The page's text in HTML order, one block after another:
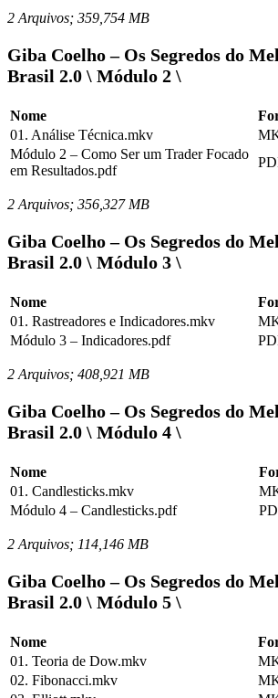
2 Arquivos; 359,754 MB
Giba Coelho – Os Segredos do
Brasil 2.0 \ Módulo 2 \
Nome
01. Análise Técnica.mkv
Módulo 2 – Como Ser um Trader Focado
em Resultados.pdf
2 Arquivos; 356,327 MB
Giba Coelho – Os Segredos do
Brasil 2.0 \ Módulo 3 \
Nome
01. Rastreadores e Indicadores.mkv
Módulo 3 – Indicadores.pdf
2 Arquivos; 408,921 MB
Giba Coelho – Os Segredos do
Brasil 2.0 \ Módulo 4 \
Nome
01. Candlesticks.mkv
Módulo 4 – Candlesticks.pdf
2 Arquivos; 114,146 MB
Giba Coelho – Os Segredos do
Brasil 2.0 \ Módulo 5 \
Nome
01. Teoria de Dow.mkv
02. Fibonacci.mkv